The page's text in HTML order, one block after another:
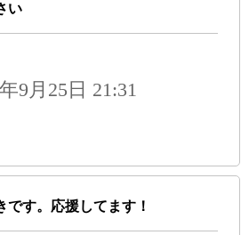
い
9月25日 21:31
です。応援してます！